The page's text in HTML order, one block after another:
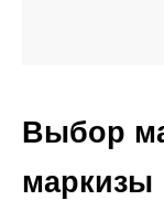
Выбор
маркизы